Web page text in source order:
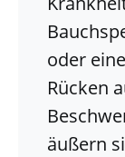
oder
Rücken
äußern